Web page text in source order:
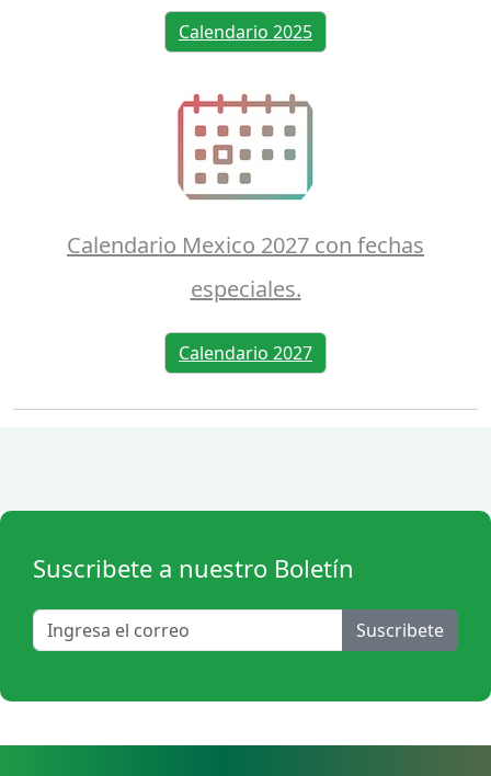
Calendario 2025
Calendario Mexico 2027 con fechas
especiales.
Calendario 2027
Suscribete a nuestro Boletín
Suscribete